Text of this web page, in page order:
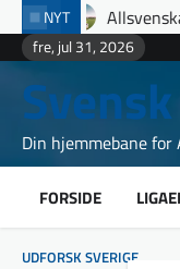
Skip
to
content
NYT
runde 9: Sene
fre, jul 31, 2026
Din hjemmebane for
FORSIDE
UDFORSK SVERIGE